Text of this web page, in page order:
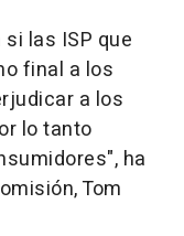
las ISP que
final a los
a los
lo tanto
ha
Tom